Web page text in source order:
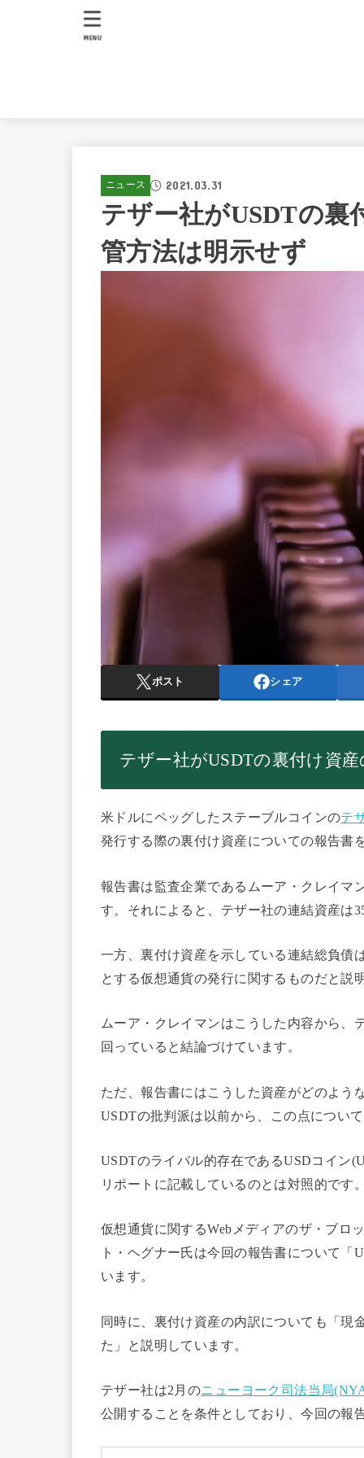
MENU
ニュース 2021.03.31
テザー社がUSDTの裏
管方法は明示せず
ポスト シェア
テザー社がUSDTの裏付け資
米ドルにペッグしたステーブルコインのテ
発行する際の裏付け資産についての報告書
報告書は監査企業であるムーア・クレイマ
す。それによると、テザー社の連結資産は
一方、裏付け資産を示している連結総負債
とする仮想通貨の発行に関するものだと説
ムーア・クレイマンはこうした内容から、
回っていると結論づけています。
ただ、報告書にはこうした資産がどのよう
USDTの批判派は以前から、この点につい
USDTのライバル的存在であるUSDコイン
リポートに記載しているのとは対照的です
仮想通貨に関するWebメディアのザ・ブロ
ト・ヘグナー氏は今回の報告書について
います。
同時に、裏付け資産の内訳についても「現
た」と説明しています。
テザー社は2月のニューヨーク司法当局
公開することを条件としており、今回の報